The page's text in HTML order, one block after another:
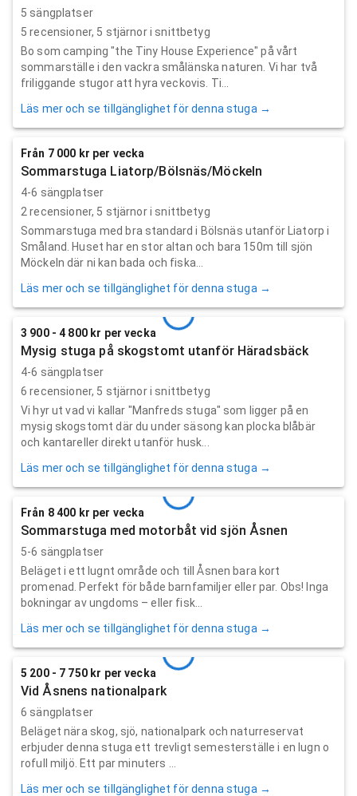
5 sängplatser
5 recensioner, 5 stjärnor i snittbetyg
Bo som camping "the Tiny House Experience" på vårt
sommarställe i den vackra smålänska naturen. Vi har två
friliggande stugor att hyra veckovis. Ti...
Läs mer och se tillgänglighet för denna stuga →
Från 7 000 kr per vecka
Sommarstuga Liatorp/Bölsnäs/Möckeln
4-6 sängplatser
2 recensioner, 5 stjärnor i snittbetyg
Sommarstuga med bra standard i Bölsnäs utanför Liatorp i
Småland. Huset har en stor altan och bara 150m till sjön
Möckeln där ni kan bada och fiska...
Läs mer och se tillgänglighet för denna stuga →
3 900 - 4 800 kr per vecka
Mysig stuga på skogstomt utanför Häradsbäck
4-6 sängplatser
6 recensioner, 5 stjärnor i snittbetyg
Vi hyr ut vad vi kallar "Manfreds stuga" som ligger på en
mysig skogstomt där du under säsong kan plocka blåbär
och kantareller direkt utanför husk...
Läs mer och se tillgänglighet för denna stuga →
Från 8 400 kr per vecka
Sommarstuga med motorbåt vid sjön Åsnen
5-6 sängplatser
Beläget i ett lugnt område och till Åsnen bara kort
promenad. Perfekt för både barnfamiljer eller par. Obs! Inga
bokningar av ungdoms – eller fisk...
Läs mer och se tillgänglighet för denna stuga →
5 200 - 7 750 kr per vecka
Vid Åsnens nationalpark
6 sängplatser
Beläget nära skog, sjö, nationalpark och naturreservat
erbjuder denna stuga ett trevligt semesterställe i en lugn o
rofull miljö. Ett par minuters ...
Läs mer och se tillgänglighet för denna stuga →